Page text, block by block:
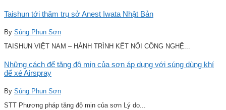
Taishun tới thăm trụ sở Anest Iwata Nhật Bản
By Súng Phun Sơn
TAISHUN VIỆT NAM – HÀNH TRÌNH KẾT NỐI CÔNG NGHỆ...
Những cách để tăng độ mịn của sơn áp dụng với súng dùng khí
để xé Airspray
By Súng Phun Sơn
STT Phương pháp tăng độ mịn của sơn Lý do...